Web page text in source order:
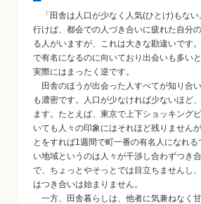
「田舎は人口が少なく人気(ひとけ)もない
行けば、都会での人づき合いに疲れた自分
る人がいますが、これは大きな勘違いです
で有名になるのに向いており出会いも多い
実際にはまったく逆です。
田舎のほうが出会った人すべてが知り合
も濃密です。人口が少なければ少ないほど
ます。たとえば、東京で上下ショッキング
いても人々の印象にはそれほど残りません
とをすれば1週間で町一番の有名人になれ
い地域というのは人々が干渉し合わずつき
で、ちょっとやそっとでは目立ちませんし
はつき合いは始まりません。
一方、田舎暮らしは、他者に気兼ねなく